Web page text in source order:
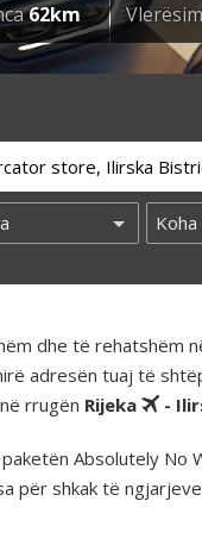
62km
dhe të rehatshëm
adresën tuaj të
rrugën Rijeka -
Absolutely No
për shkak të